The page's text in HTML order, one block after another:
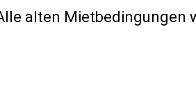
alten Mietbedingungen